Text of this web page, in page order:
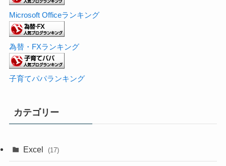
Microsoft Officeランキング
為替・FXランキング
子育てパパランキング
カテゴリー
Excel (17)